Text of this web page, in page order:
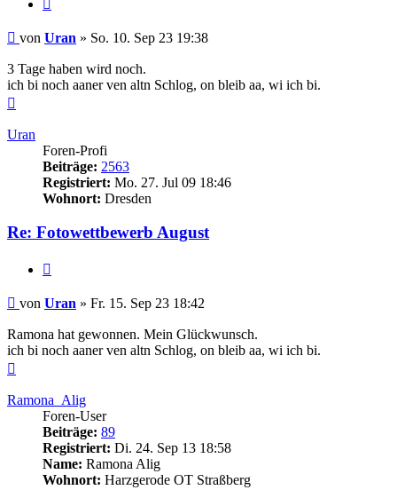
Beitrag
von Uran » So. 10. Sep 23 19:38
3 Tage haben wird noch.
ich bi noch aaner ven altn Schlog, on bleib aa, wi ich bi.
Uran
Foren-Profi
Beiträge: 2563
Registriert: Mo. 27. Jul 09 18:46
Wohnort: Dresden
Re: Fotowettbewerb August
Beitrag
von Uran » Fr. 15. Sep 23 18:42
Ramona hat gewonnen. Mein Glückwunsch.
ich bi noch aaner ven altn Schlog, on bleib aa, wi ich bi.
Ramona_Alig
Foren-User
Beiträge: 89
Registriert: Di. 24. Sep 13 18:58
Name: Ramona Alig
Wohnort: Harzgerode OT Straßberg